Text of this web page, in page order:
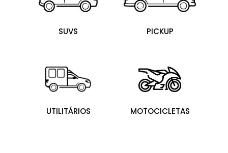
SUVS PICKUP
UTILITÁRIOS MOTOCICLETAS